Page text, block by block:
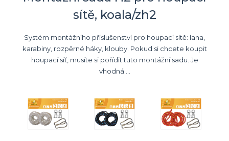
sítě, koala/zh2
Systém montážního příslušenství pro houpací sítě: lana,
karabiny, rozpěrné háky, klouby. Pokud si chcete koupit
houpací síť, musíte si pořídit tuto montážní sadu. Je
vhodná ...